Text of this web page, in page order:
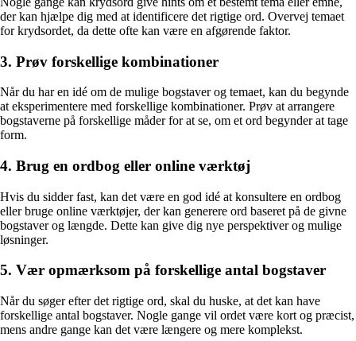
der kan hjælpe dig med at identificere det rigtige ord. Overvej temaet
for krydsordet, da dette ofte kan være en afgørende faktor.
3. Prøv forskellige kombinationer
Når du har en idé om de mulige bogstaver og temaet, kan du begynde
at eksperimentere med forskellige kombinationer. Prøv at arrangere
bogstaverne på forskellige måder for at se, om et ord begynder at tage
form.
4. Brug en ordbog eller online værktøj
Hvis du sidder fast, kan det være en god idé at konsultere en ordbog
eller bruge online værktøjer, der kan generere ord baseret på de givne
bogstaver og længde. Dette kan give dig nye perspektiver og mulige
løsninger.
5. Vær opmærksom på forskellige antal bogstaver
Når du søger efter det rigtige ord, skal du huske, at det kan have
forskellige antal bogstaver. Nogle gange vil ordet være kort og præcist,
mens andre gange kan det være længere og mere komplekst.